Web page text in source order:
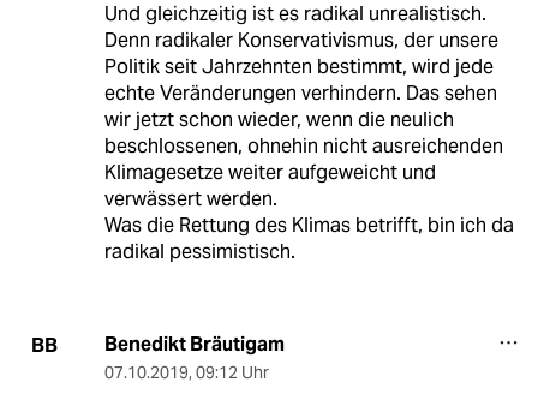
Und gleichzeitig ist es radikal unrealistisch.
Denn radikaler Konservativismus, der unsere
Politik seit Jahrzehnten bestimmt, wird jede
echte Veränderungen verhindern. Das sehen
wir jetzt schon wieder, wenn die neulich
beschlossenen, ohnehin nicht ausreichenden
Klimagesetze weiter aufgeweicht und
verwässert werden.
Was die Rettung des Klimas betrifft, bin ich da
radikal pessimistisch.
BB Benedikt Bräutigam
07.10.2019, 09:12 Uhr